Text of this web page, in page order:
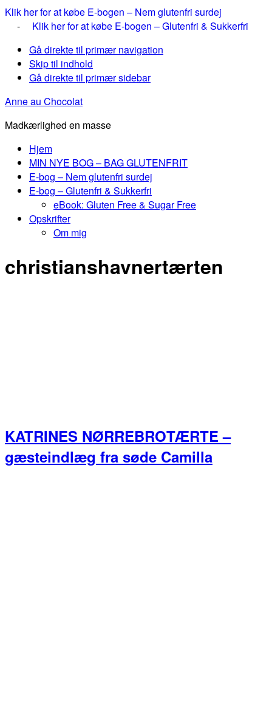
Klik her for at købe E-bogen – Nem glutenfri surdej
- Klik her for at købe E-bogen – Glutenfri & Sukkerfri
Gå direkte til primær navigation
Skip til indhold
Gå direkte til primær sidebar
Anne au Chocolat
Madkærlighed en masse
Hjem
MIN NYE BOG – BAG GLUTENFRIT
E-bog – Nem glutenfri surdej
E-bog – Glutenfri & Sukkerfri
eBook: Gluten Free & Sugar Free
Opskrifter
Om mig
christianshavnertærten
KATRINES NØRREBROTÆRTE –
gæsteindlæg fra søde Camilla